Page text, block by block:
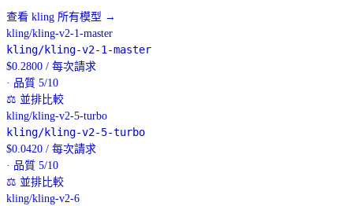
查看 kling 所有模型 →
kling/kling-v2-1-master
kling/kling-v2-1-master
$0.2800 / 每次請求
· 品質 5/10
⚖ 並排比較
kling/kling-v2-5-turbo
kling/kling-v2-5-turbo
$0.0420 / 每次請求
· 品質 5/10
⚖ 並排比較
kling/kling-v2-6